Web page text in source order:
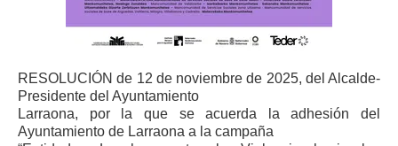
RESOLUCIÓN de 12 de noviembre de 2025, del Alcalde-
Presidente del Ayuntamiento
Larraona, por la que se acuerda la adhesión del
Ayuntamiento de Larraona a la campaña